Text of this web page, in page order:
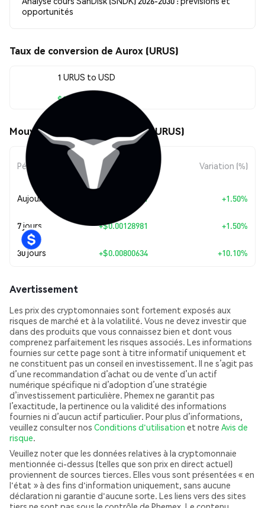
opportunités
Taux de conversion de Aurox (URUS)
1 URUS to USD
$0.087277
Mouvements de prix de Aurox (URUS)
Période
Évolution du
montant
Variation (%)
Aujourd’hui $0.00128981 +1.50%
7 jours +$0.00128981 +1.50%
30 jours +$0.00800634 +10.10%
Avertissement
Les prix des cryptomonnaies sont fortement exposés aux
risques de marché et à la volatilité. Vous ne devez investir que
dans des produits que vous connaissez bien et dont vous
comprenez parfaitement les risques associés. Les informations
fournies sur cette page sont à titre informatif uniquement et
ne constituent pas un conseil en investissement. Il ne s’agit pas
d’une recommandation d’achat ou de vente d’un actif
numérique spécifique ni d’adoption d’une stratégie
d’investissement particulière. Phemex ne garantit pas
l’exactitude, la pertinence ou la validité des informations
fournies ni d’aucun actif particulier. Pour plus d’informations,
veuillez consulter nos Conditions d'utilisation et notre Avis de
risque.
Veuillez noter que les données relatives à la cryptomonnaie
mentionnée ci-dessus (telles que son prix en direct actuel)
proviennent de sources tierces. Elles vous sont présentées « en
l'état » à des fins d'information uniquement, sans aucune
déclaration ni garantie d'aucune sorte. Les liens vers des sites